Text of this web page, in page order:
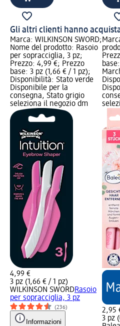
Gli altri clienti hanno
Marca: WILKINSON SWORD;
Nome del prodotto: Rasoio
per sopracciglia, 3 pz;
Prezzo: 4,99 €; Prezzo
base: 3 pz (1,66 € / 1 pz);
Disponibilità: Stato verde
Disponibile per la
consegna, Stato grigio
seleziona il negozio dm
4,99 €
3 pz (1,66 € / 1 pz)
WILKINSON SWORDRasoio
per sopracciglia, 3 pz
(236)
Informazioni
2,95
3 pz